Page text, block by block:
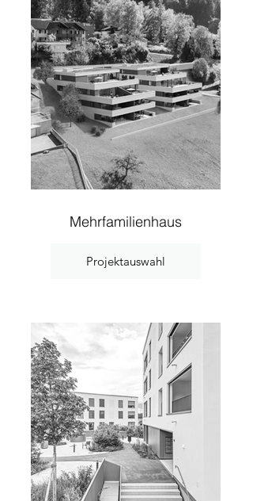
Mehrfamilienhaus
Projektauswahl